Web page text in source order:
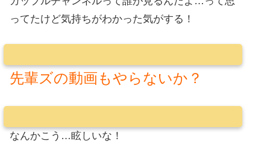
ってたけど気持ちがわかった気がする！
先輩ズの動画もやらないか？
なんかこう…眩しいな！